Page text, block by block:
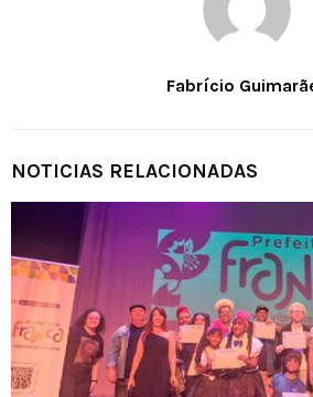
Fabrício
NOTICIAS RELACIONADAS